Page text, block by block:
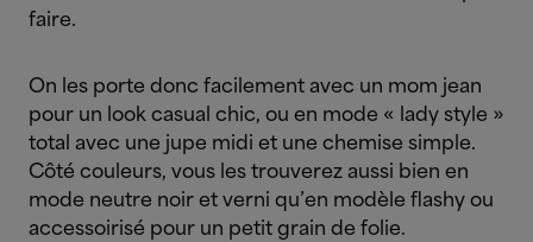
faire.
On les porte donc facilement avec un mom jean
pour un look casual chic, ou en mode « lady style »
total avec une jupe midi et une chemise simple.
Côté couleurs, vous les trouverez aussi bien en
mode neutre noir et verni qu’en modèle flashy ou
accessoirisé pour un petit grain de folie.